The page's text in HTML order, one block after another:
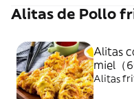
Alitas de Pollo
Alitas
miel（
Alitas